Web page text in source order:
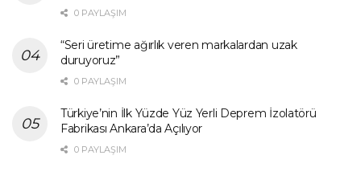
0 PAYLAŞIM
“Seri üretime ağırlık veren markalardan uzak
duruyoruz”
0 PAYLAŞIM
Türkiye’nin İlk Yüzde Yüz Yerli Deprem İzolatörü
Fabrikası Ankara’da Açılıyor
0 PAYLAŞIM